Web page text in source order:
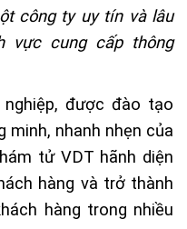
công ty uy tín và lâu
vực cung cấp thông
nghiệp, được đào tạo
minh, nhanh nhẹn của
tử VDT hãnh diện
hàng và trở thành
hàng trong nhiều